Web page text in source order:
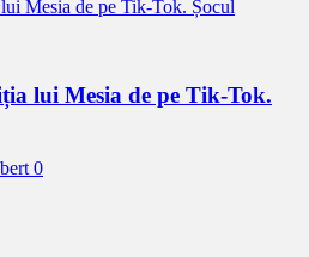
lui Mesia de pe Tik-Tok.
0